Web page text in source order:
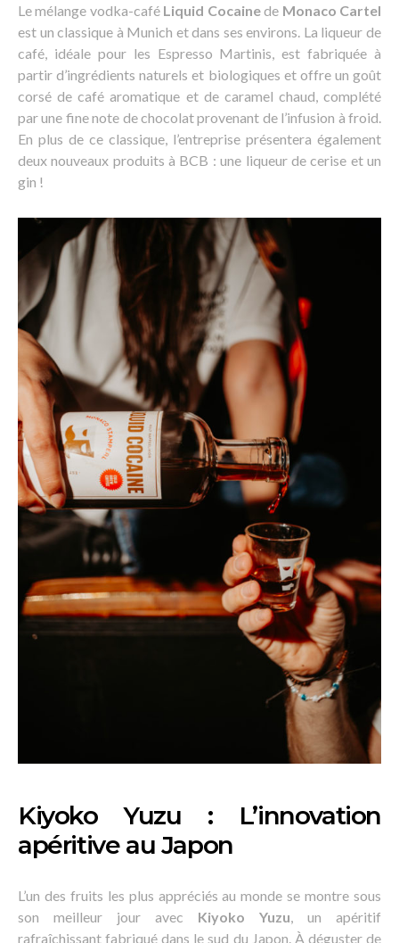
Le mélange vodka-café Liquid Cocainede Monaco Cartel
est un classique à Munich et dans ses environs. La liqueur de
café, idéale pour les Espresso Martinis, est fabriquée à
partir d’ingrédients naturels et biologiques et offre un goût
corsé de café aromatique et de caramel chaud, complété
par une fine note de chocolat provenant de l’infusion à froid.
En plus de ce classique, l’entreprise présentera également
deux nouveaux produits à BCB : une liqueur de cerise et un
gin !
Kiyoko Yuzu : L’innovation
apéritive au Japon
L’un des fruits les plus appréciés au monde se montre sous
son meilleur jour avec Kiyoko Yuzu , un apéritif
rafraîchissant fabriqué dans le sud du Japon. À déguster de